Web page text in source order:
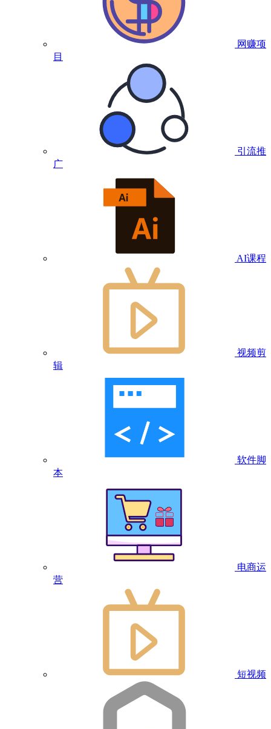
网赚项
目
引流推
广
AI课程
视频剪
辑
软件脚
本
电商运
营
短视频